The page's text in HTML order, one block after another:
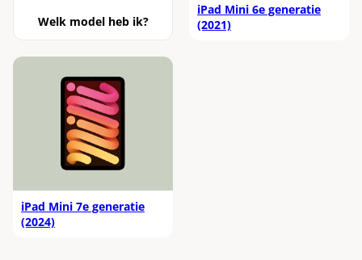
Welk model heb ik?
iPad Mini 6e generatie
(2021)
iPad Mini 7e generatie
(2024)